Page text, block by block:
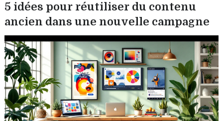
5 idées pour réutiliser du contenu
ancien dans une nouvelle campagne